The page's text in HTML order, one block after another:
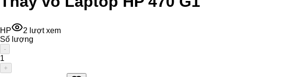
HP 2 lượt xem
Số lượng
-
1
+